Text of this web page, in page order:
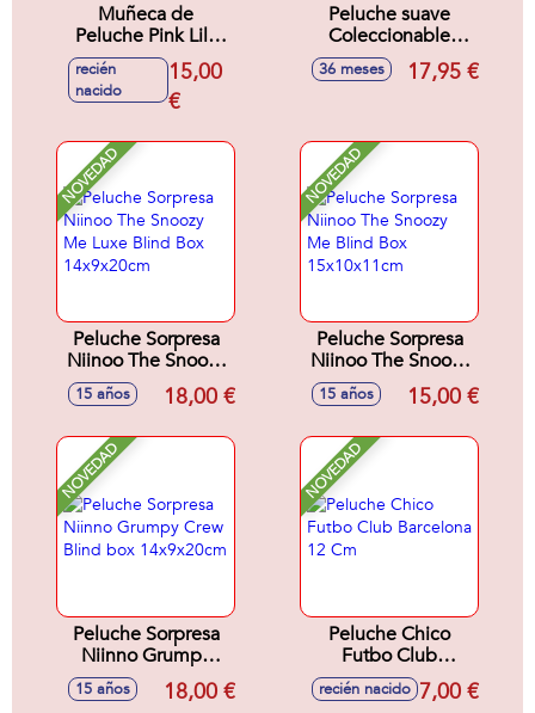
Muñeca de
Peluche Pink Lily
28x18x5 cm
recién
nacido
15,00
€
Peluche suave
Coleccionable
Hyojo Series
I.18x11x9cm. -
36 meses 17,95 €
NOVEDAD
Peluche Sorpresa
Niinoo The Snoozy
Me Luxe Blind Box
14x9x20cm
15 años 18,00 €
NOVEDAD
Peluche Sorpresa
Niinoo The Snoozy
Me Blind Box
15x10x11cm
15 años 15,00 €
NOVEDAD
Peluche Sorpresa
Niinno Grumpy
Crew Blind box
14x9x20cm
15 años 18,00 €
NOVEDAD
Peluche Chico
Futbo Club
Barcelona 12 Cm
recién nacido 7,00 €